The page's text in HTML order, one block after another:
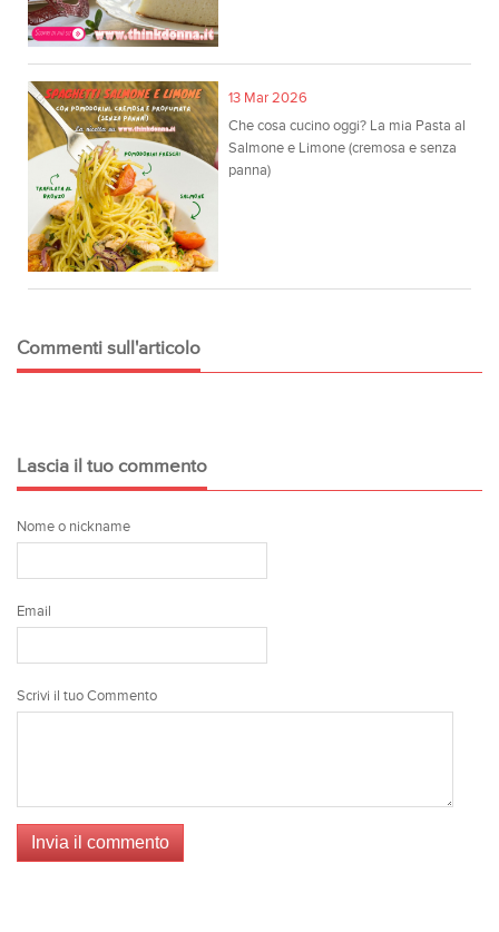
13 Mar 2026
Che cosa cucino oggi? La mia Pasta al
Salmone e Limone (cremosa e senza
panna)
Commenti sull'articolo
Lascia il tuo commento
Nome o nickname
Email
Scrivi il tuo Commento
Invia il commento